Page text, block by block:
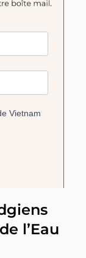
l’Eau